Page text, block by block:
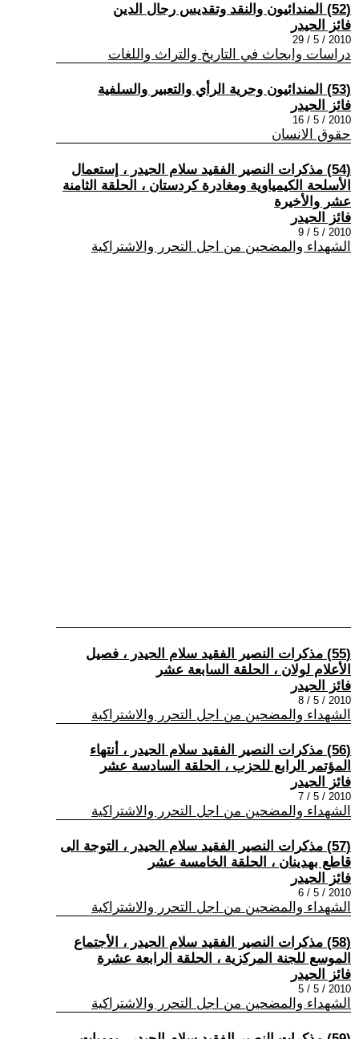
(52) المندائيون والنقد وتقديس رجال الدين
فائز الحيدر
2010 / 5 / 29
دراسات وابحاث في التاريخ والتراث واللغات
(53) المندائيون وحرية الرأي والتعبير والسلفية
فائز الحيدر
2010 / 5 / 16
حقوق الانسان
(54) مذكرات النصير الفقيد سلام الحيدر ، إستعمال
الأسلحة الكيمياوية ومغادرة كردستان ، الحلقة الثامنة
عشر والأخيرة
فائز الحيدر
2010 / 5 / 9
الشهداء والمضحين من اجل التحرر والاشتراكية
(55) مذكرات النصير الفقيد سلام الحيدر ، فصيل
الأعلام لولان ، الحلقة السابعة عشر
فائز الحيدر
2010 / 5 / 8
الشهداء والمضحين من اجل التحرر والاشتراكية
(56) مذكرات النصير الفقيد سلام الحيدر ، أنتهاء
المؤتمر الرابع للحزب ، الحلقة السادسة عشر
فائز الحيدر
2010 / 5 / 7
الشهداء والمضحين من اجل التحرر والاشتراكية
(57) مذكرات النصير الفقيد سلام الحيدر ، التوجة الى
قاطع بهدينان ، الحلقة الخامسة عشر
فائز الحيدر
2010 / 5 / 6
الشهداء والمضحين من اجل التحرر والاشتراكية
(58) مذكرات النصير الفقيد سلام الحيدر ، الأجتماع
الموسع للجنة المركزية ، الحلقة الرابعة عشرة
فائز الحيدر
2010 / 5 / 5
الشهداء والمضحين من اجل التحرر والاشتراكية